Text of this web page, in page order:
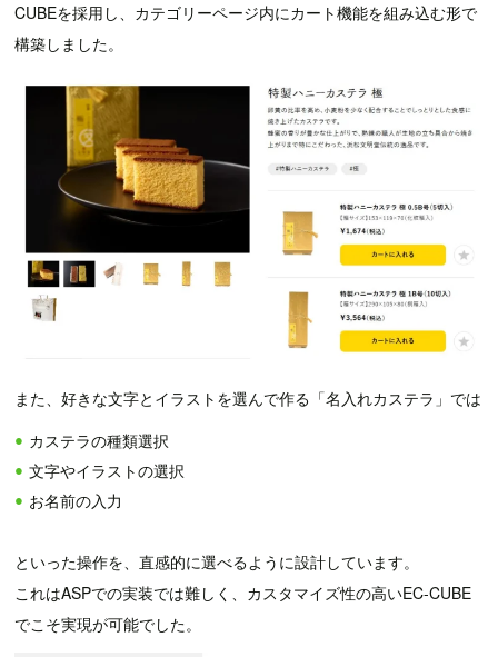
CUBEを採用し、カテゴリーページ内にカート機能を組み込む形で
構築しました。
また、好きな文字とイラストを選んで作る「名入れカステラ」では
カステラの種類選択
文字やイラストの選択
お名前の入力
といった操作を、直感的に選べるように設計しています。
これはASPでの実装では難しく、カスタマイズ性の高いEC-CUBE
でこそ実現が可能でした。